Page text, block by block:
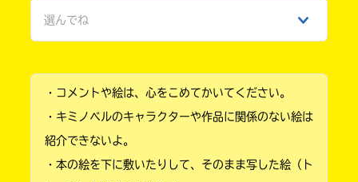
ひみつ
選んでね
小学2年
小学4年
・コメントや絵は、心をこめてかいてください。
・キミノベルのキャラクターや作品に関係のない絵は
紹介できないよ。
・本の絵を下に敷いたりして、そのまま写した絵（ト